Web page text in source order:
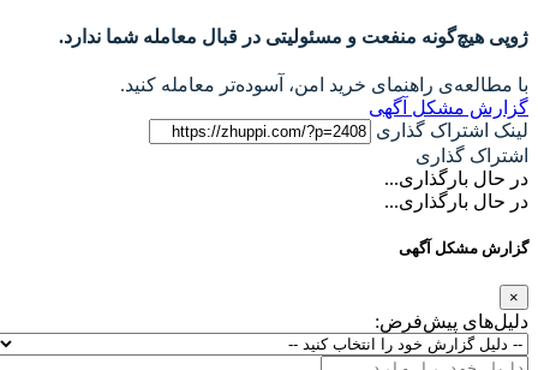
ژوپی هیچ‌گونه منفعت و مسئولیتی در قبال معامله شما ندارد.
با مطالعه‌ی راهنمای خرید امن، آسوده‌تر معامله کنید.
گزارش مشکل آگهی
لینک اشتراک گذاری
اشتراک گذاری
در حال بارگذاری...
در حال بارگذاری...
گزارش مشکل آگهی
×
دلیل‌های پیش‌فرض: